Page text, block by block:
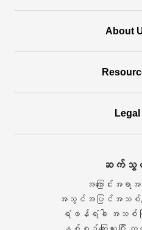
About
Legal
ဆက်သွယ်
အကြောင်းအရ
အသွင်အပြင်အသစ်
ရံဖန်ရံခါ အသစ်ပ